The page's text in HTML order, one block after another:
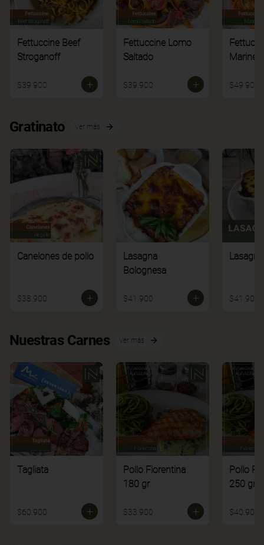
Fettuccine Beef
Stroganoff
$39.900
Fettuccine Lomo
Saltado
$39.900
Marinera
$49.900
Gratinato Ver más
Canelones de pollo
$38.900
Lasagna
Bolognesa
$41.900 $41.900
Nuestras Carnes Ver más
Tagliata
$60.900
Pollo Fiorentina
180 gr
$33.900
Pollo
250 gr
$40.900